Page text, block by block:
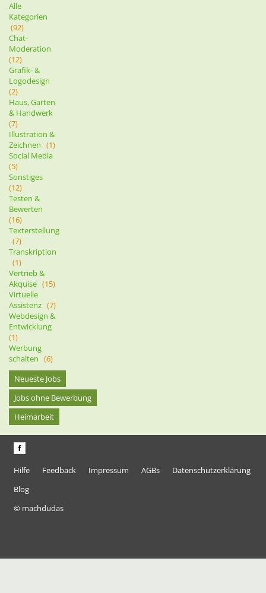
Alle
Kategorien
(92)
Chat-
Moderation
(12)
Grafik- &
Logodesign
(2)
Haus, Garten
& Handwerk
(7)
Illustration &
Zeichnen (1)
Social Media
(5)
Sonstiges
(12)
Testen &
Bewerten
(16)
Texterstellung
(7)
Transkription
(1)
Vertrieb &
Akquise (15)
Virtuelle
Assistenz (7)
Webdesign &
Entwicklung
(1)
Werbung
schalten (6)
Neueste Jobs
Jobs ohne Bewerbung
Heimarbeit
Hilfe Feedback Impressum AGBs
Datenschutzerklärung
Blog
© machdudas